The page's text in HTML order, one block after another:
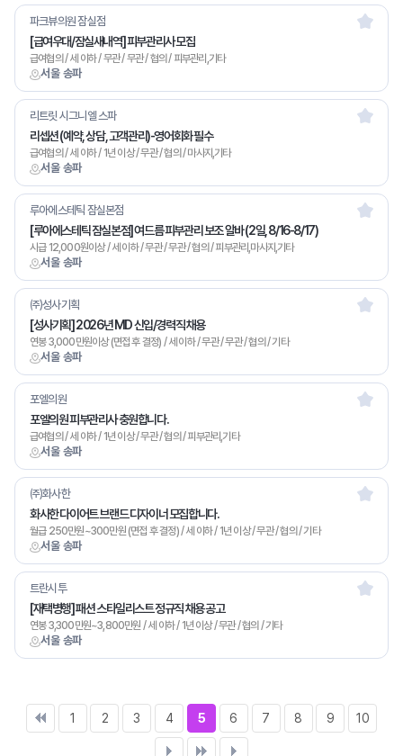
서울 송파
파크뷰의원 잠실점
[급여우대/잠실새내역] 피부관리사 모집
급여협의 / 세 이하 / 무관 / 무관 / 협의 / 피부관리,기타
서울 송파
리트릿 시그니엘 스파
리셉션 (예약, 상담, 고객관리)-영어회화 필수
급여협의 / 세 이하 / 1년 이상 / 무관 / 협의 / 마사지,기타
서울 송파
루아에스테틱 잠실본점
[루아에스테틱 잠실본점] 여드름 피부관리 보조 알바 (2일, 8/16-8/17)
시급 12,000원이상 / 세 이하 / 무관 / 무관 / 협의 / 피부관리,마사지,기타
서울 송파
㈜성사기획
[성사기획] 2026년 MD 신입/경력직 채용
연봉 3,000만원이상 (면접 후 결정) / 세 이하 / 무관 / 무관 / 협의 / 기타
서울 송파
포엘의원
포엘의원 피부관리사 충원합니다.
급여협의 / 세 이하 / 1년 이상 / 무관 / 협의 / 피부관리,기타
서울 송파
㈜화사한
화사한 다이어트 브랜드 디자이너 모집합니다.
월급 250만원~300만원 (면접 후 결정) / 세 이하 / 1년 이상 / 무관 / 협의 / 기타
서울 송파
트란시투
[재택병행] 패션 스타일리스트 정규직 채용 공고
연봉 3,300만원~3,800만원 / 세 이하 / 1년 이상 / 무관 / 협의 / 기타
1 2 3 4 5 6 7 8 9 10